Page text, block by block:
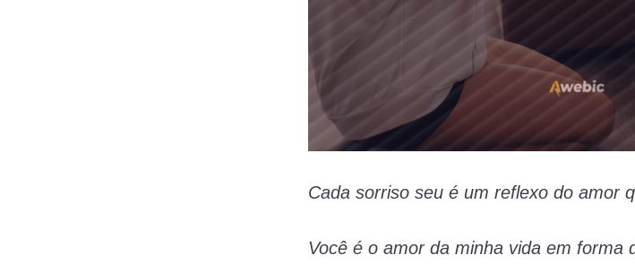
Cada sorriso seu é um reflexo do amor
Você é o amor da minha vida em forma